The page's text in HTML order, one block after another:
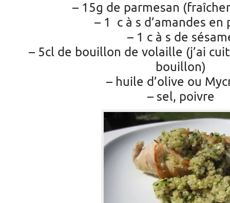
– 15g de parmesan
– 1 c à s d’amandes en
– 1 c à s de
– 5cl de bouillon de volaille (j’ai
bouillon)
– huile d’olive ou
– sel, poivre